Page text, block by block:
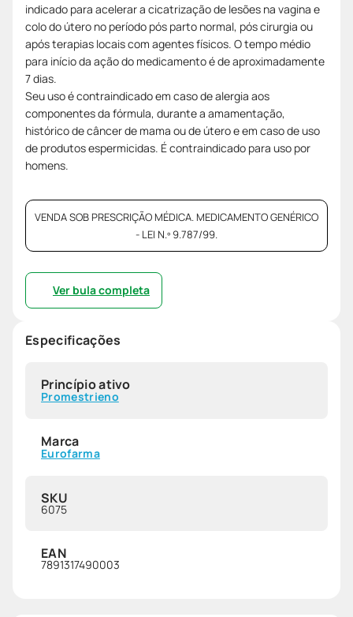
indicado para acelerar a cicatrização de lesões na vagina e
colo do útero no período pós parto normal, pós cirurgia ou
após terapias locais com agentes físicos. O tempo médio
para início da ação do medicamento é de aproximadamente
7 dias.
Seu uso é contraindicado em caso de alergia aos
componentes da fórmula, durante a amamentação,
histórico de câncer de mama ou de útero e em caso de uso
de produtos espermicidas. É contraindicado para uso por
homens.
VENDA SOB PRESCRIÇÃO MÉDICA. MEDICAMENTO GENÉRICO
- LEI N.º 9.787/99.
Ver bula completa
Especificações
Princípio ativo
Promestrieno
Marca
Eurofarma
SKU
6075
EAN
7891317490003